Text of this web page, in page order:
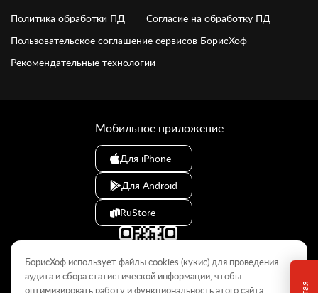
Политика обработки ПД
Согласие на обработку ПД
Пользовательское соглашение сервисов БорисХоф
Рекомендательные технологии
Мобильное приложение
Для iPhone
Для Android
RuStore
БорисХоф использует файлы cookies (кукиc) для проведения
аудита и сбора статистической информации, чтобы
оптимизировать работу и функциональность этого сайта,